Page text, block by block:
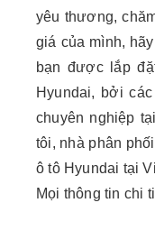
yêu thương,
giá của mình,
bạn được lắp
Hyundai, bởi
chuyên nghiệp tại
tôi, nhà phân
ô tô Hyundai tại
Mọi thông tin chi